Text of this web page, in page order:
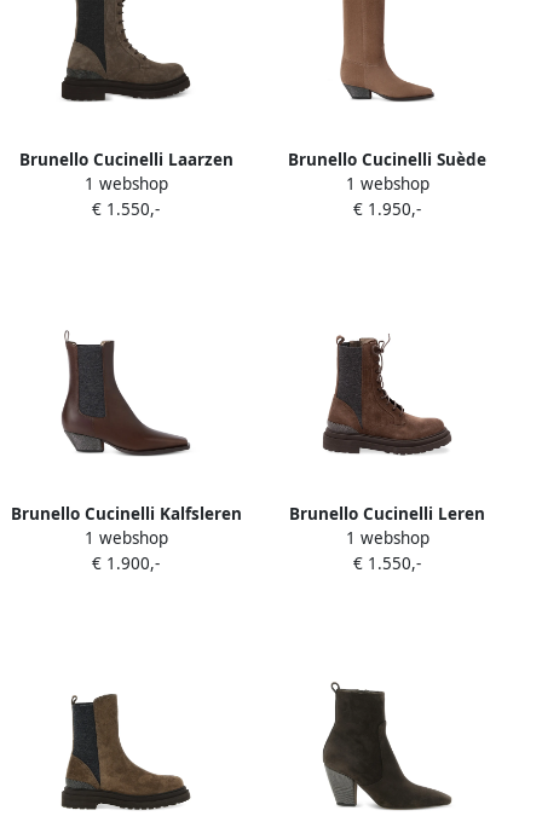
Brunello Cucinelli Laarzen
met monili-afwerking Bruin
1 webshop
€ 1.550,-
Brunello Cucinelli Suède
laarzen met hak Bruin
1 webshop
€ 1.950,-
Brunello Cucinelli Kalfsleren
Chelsea laarzen met hak
Bruin
1 webshop
€ 1.900,-
Brunello Cucinelli Leren
enkellaarzen met veters
Bruin
1 webshop
€ 1.550,-